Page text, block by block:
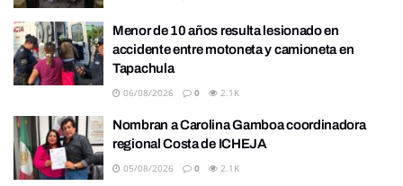
Menor de 10 años resulta lesionado en
accidente entre motoneta y camioneta en
Tapachula
06/08/2026 0 2.1K
Nombran a Carolina Gamboa coordinadora
regional Costa de ICHEJA
05/08/2026 0 2.1K